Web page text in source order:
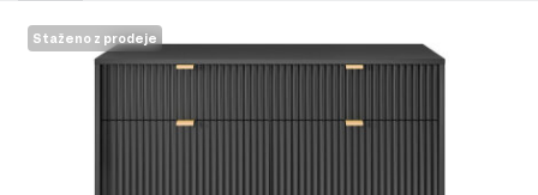
Staženo z prodeje